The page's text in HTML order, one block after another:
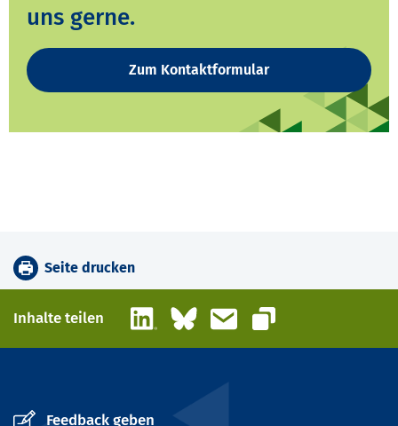
uns gerne.
Zum Kontaktformular
Seite drucken
Inhalte teilen LinkedInBlueskyE-Mail
Link kopieren
Feedback geben